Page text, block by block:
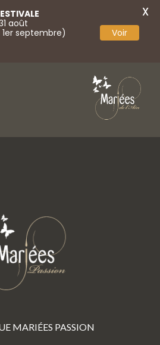
MARIÉES PASSION
août
septembre)
Voir
X